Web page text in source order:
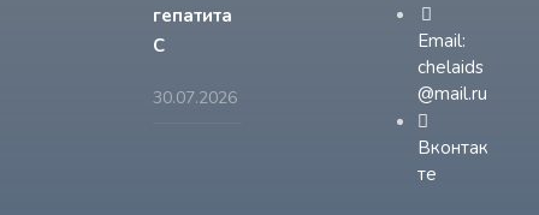
гепатита
С
30.07.2026
Email:
chelaids
@mail.ru
Вконтак
те